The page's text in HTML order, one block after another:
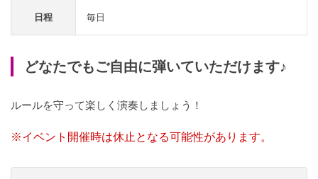
日程 毎日
どなたでもご自由に弾いていただけます♪
ルールを守って楽しく演奏しましょう！
※イベント開催時は休止となる可能性があります。